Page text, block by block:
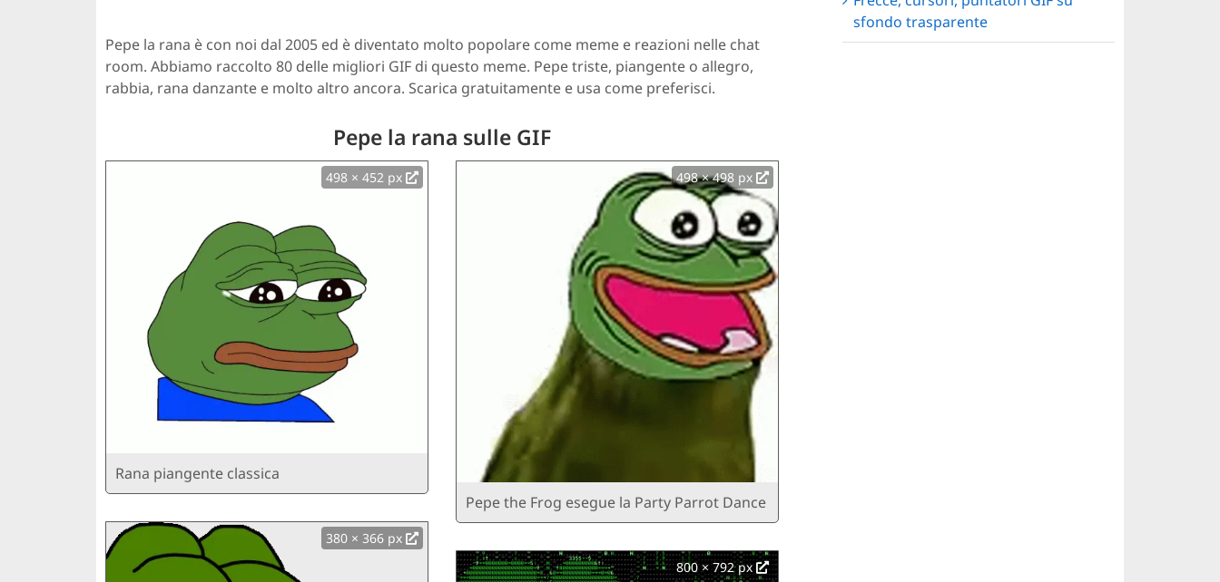
Pepe la rana è con noi dal 2005 ed è diventato molto popolare come meme e reazioni nelle chat
room. Abbiamo raccolto 80 delle migliori GIF di questo meme. Pepe triste, piangente o allegro,
rabbia, rana danzante e molto altro ancora. Scarica gratuitamente e usa come preferisci.
Pepe la rana sulle GIF
498 × 452 px
Rana piangente classica
380 × 366 px
498 × 498 px
Pepe the Frog esegue la Party Parrot Dance
800 × 792 px
sfondo trasparente